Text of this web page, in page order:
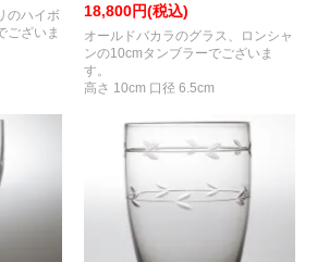
のハイボ
ございま
18,800円(税込)
オールドバカラのグラス、ロンシャ
ンの10cmタンブラーでございま
す。
高さ 10cm 口径 6.5cm